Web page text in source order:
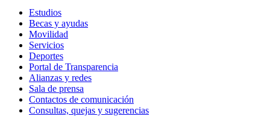
Estudios
Becas y ayudas
Movilidad
Servicios
Deportes
Portal de Transparencia
Alianzas y redes
Sala de prensa
Contactos de comunicación
Consultas, quejas y sugerencias